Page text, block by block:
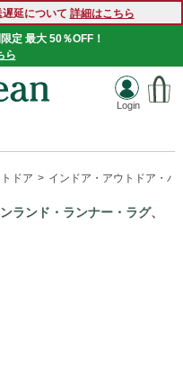
延について 詳細はこちら
定 最大 50％OFF！
ら
ドア インドア・アウトドア・
ランド・ランナー・ラグ、
rug/outdoor/g/